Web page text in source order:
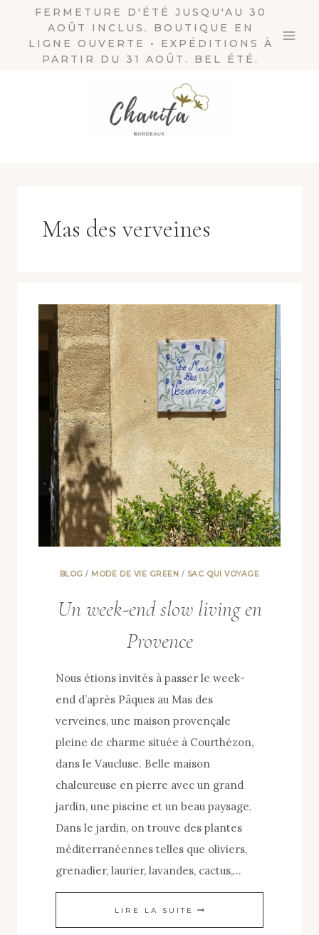
FERMETURE D'ÉTÉ JUSQU'AU 30
AOÛT INCLUS. BOUTIQUE EN
LIGNE OUVERTE • EXPÉDITIONS À
PARTIR DU 31 AOÛT. BEL ÉTÉ.
Mas des verveines
BLOG / MODE DE VIE GREEN / SAC QUI VOYAGE
Un week-end slow living en
Provence
Nous étions invités à passer le week-
end d’après Pâques au Mas des
verveines, une maison provençale
pleine de charme située à Courthézon,
dans le Vaucluse. Belle maison
chaleureuse en pierre avec un grand
jardin, une piscine et un beau paysage.
Dans le jardin, on trouve des plantes
méditerranéennes telles que oliviers,
grenadier, laurier, lavandes, cactus,…
LIRE LA SUITE UN
WEEK-